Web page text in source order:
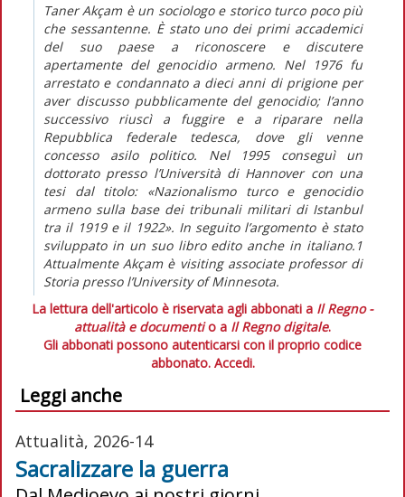
Taner Akçam è un sociologo e storico turco poco più
che sessantenne. È stato uno dei primi accademici
del suo paese a riconoscere e discutere
apertamente del genocidio armeno. Nel 1976 fu
arrestato e condannato a dieci anni di prigione per
aver discusso pubblicamente del genocidio; l’anno
successivo riuscì a fuggire e a riparare nella
Repubblica federale tedesca, dove gli venne
concesso asilo politico. Nel 1995 conseguì un
dottorato presso l’Università di Hannover con una
tesi dal titolo: «Nazionalismo turco e genocidio
armeno sulla base dei tribunali militari di Istanbul
tra il 1919 e il 1922». In seguito l’argomento è stato
sviluppato in un suo libro edito anche in italiano.1
Attualmente Akçam è visiting associate professor di
Storia presso l’University of Minnesota.
La lettura dell'articolo è riservata agli abbonati a Il Regno -
attualità e documentio a Il Regno digitale.
Gli abbonati possono autenticarsi con il proprio codice
abbonato. Accedi.
Leggi anche
Attualità, 2026-14
Sacralizzare la guerra